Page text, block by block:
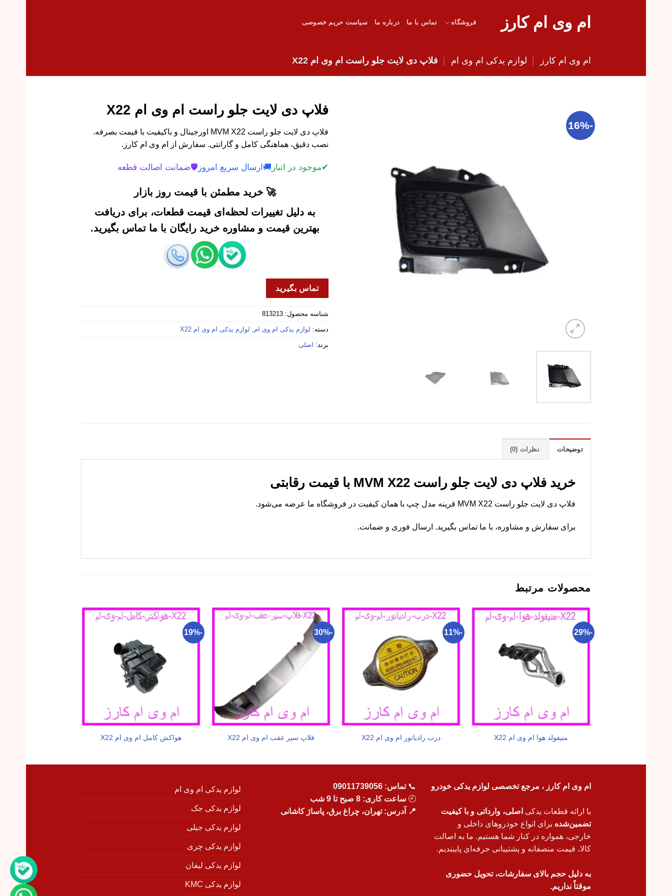
ام وی ام کارز فروشگاه تماس با ما درباره ما سیاست حریم خصوصی
ام وی ام کارز | لوازم یدکی ام وی ام | فلاپ دی لایت جلو راست ام وی ام X22
-16%
فلاپ دی لایت جلو راست ام وی ام X22
فلاپ دی لایت جلو راست MVM X22 اورجینال و باکیفیت با قیمت بصرفه.
نصب دقیق، هماهنگی کامل و گارانتی. سفارش از ام وی ام کارز.
✔موجود در انبار 🚚 ارسال سریع امروز 🛡️ضمانت اصالت قطعه
🚀 خرید مطمئن با قیمت روز بازار
به دلیل تغییرات لحظه‌ای قیمت قطعات، برای دریافت
بهترین قیمت و مشاوره خرید رایگان با ما تماس بگیرید.
تماس بگیرید
شناسه محصول: 813213
دسته: لوازم یدکی ام وی ام لوازم یدکی ام وی ام X22
برند: اصلی
توضیحات نظرات (0)
خرید فلاپ دی لایت جلو راست MVM X22 با قیمت رقابتی
فلاپ دی لایت جلو راست MVM X22 قرینه مدل چپ با همان کیفیت در فروشگاه ما عرضه می‌شود.
برای سفارش و مشاوره، با ما تماس بگیرید. ارسال فوری و ضمانت.
محصولات مرتبط
-29%
منیفولد هوا ام وی ام X22
-11%
درب رادیاتور ام وی ام X22
-30%
فلاپ سپر عقب ام وی ام X22
-19%
هواکش کامل ام وی ام X22
ام وی ام کارز ، مرجع تخصصی لوازم یدکی خودرو
با ارائه قطعات یدکی اصلی، وارداتی و با کیفیت
تضمین‌شده برای انواع خودروهای داخلی و
خارجی، همواره در کنار شما هستیم. ما به اصالت
کالا، قیمت منصفانه و پشتیبانی حرفه‌ای پایبندیم.
به دلیل حجم بالای سفارشات، تحویل حضوری
موقتاً نداریم.
📞تماس: 09011739056
🕘 ساعت کاری: 8 صبح تا 9 شب
📍 آدرس: تهران، چراغ برق، پاساژ کاشانی
لوازم یدکی ام وی ام
لوازم یدکی جک
لوازم یدکی جیلی
لوازم یدکی چری
لوازم یدکی لیفان
لوازم یدکی KMC